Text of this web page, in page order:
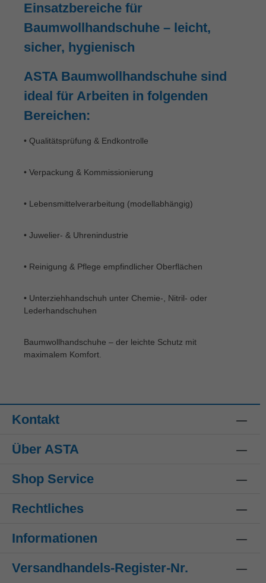
Einsatzbereiche für
Baumwollhandschuhe – leicht,
sicher, hygienisch
ASTA Baumwollhandschuhe sind
ideal für Arbeiten in folgenden
Bereichen:
• Qualitätsprüfung & Endkontrolle
• Verpackung & Kommissionierung
• Lebensmittelverarbeitung (modellabhängig)
• Juwelier- & Uhrenindustrie
• Reinigung & Pflege empfindlicher Oberflächen
• Unterziehhandschuh unter Chemie-, Nitril- oder
Lederhandschuhen
Baumwollhandschuhe – der leichte Schutz mit
maximalem Komfort.
Kontakt
Über ASTA
Shop Service
Rechtliches
Informationen
Versandhandels-Register-Nr.